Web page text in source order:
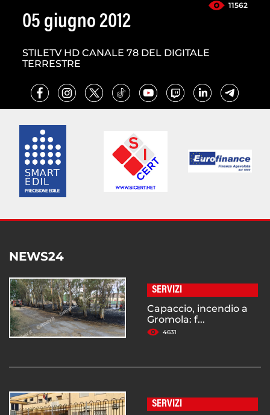
11562
05 giugno 2012
STILETV HD CANALE 78 DEL DIGITALE
TERRESTRE
NEWS24
SERVIZI
Capaccio, incendio a
Gromola: f...
4631
SERVIZI